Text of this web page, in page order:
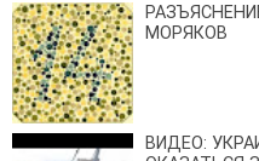
МОРЯКОВ
ВИДЕО: